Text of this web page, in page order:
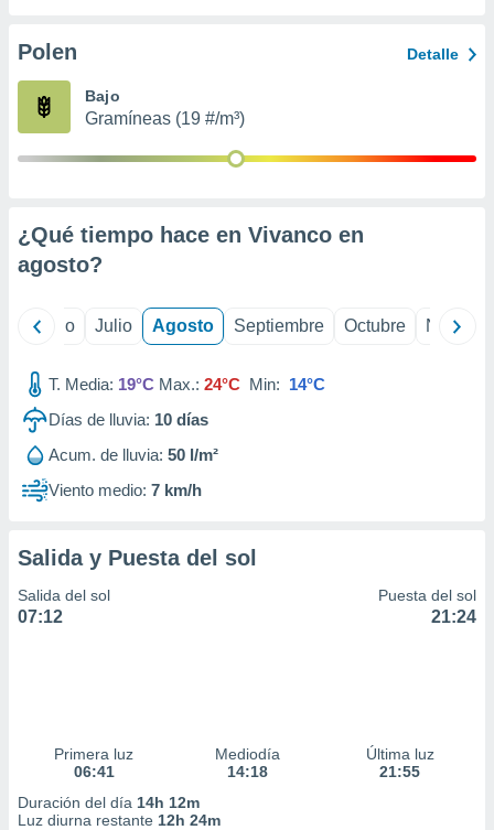
e
mediante
de
1199
Polen Detalle
Bajo
Gramíneas (19 #/m³)
¿Qué tiempo hace en Vivanco en
agosto?
Junio Julio Agosto Septiembre Octubre
T. Media: 19°C Max.: 24°C Min: 14°C
Días de lluvia: 10 días
Acum. de lluvia: 50 l/m²
Viento medio: 7 km/h
Salida y Puesta del sol
Salida del sol
07:12
Puesta del sol
21:24
Primera luz
06:41
Mediodía
14:18
Última luz
21:55
Duración del día 14h 12m
Luz diurna restante 12h 24m